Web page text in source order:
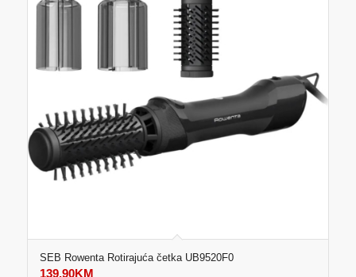
SEB Rowenta Rotirajuća četka UB9520F0
139,90KM